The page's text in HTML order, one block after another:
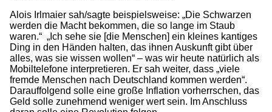
Alois Irlmaier sah/sagte beispielsweise: „Die Schwarzen
werden die Macht bekommen, die so lange im Staub
waren.“ „Ich sehe sie [die Menschen] ein kleines kantiges
Ding in den Händen halten, das ihnen Auskunft gibt über
alles, was sie wissen wollen“ – was wir heute natürlich als
Mobiltelefone interpretieren. Er sah weiter, dass „viele
fremde Menschen nach Deutschland kommen werden“.
Darauffolgend solle eine große Inflation vorherrschen, das
Geld solle zunehmend weniger wert sein. Im Anschluss